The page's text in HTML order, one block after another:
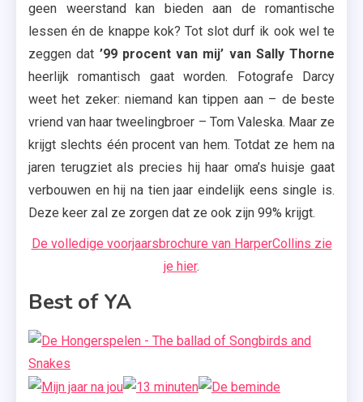
geen weerstand kan bieden aan de romantische
lessen én de knappe kok? Tot slot durf ik ook wel te
zeggen dat ’99 procent van mij’ van Sally Thorne
heerlijk romantisch gaat worden. Fotografe Darcy
weet het zeker: niemand kan tippen aan – de beste
vriend van haar tweelingbroer – Tom Valeska. Maar ze
krijgt slechts één procent van hem. Totdat ze hem na
jaren terugziet als precies hij haar oma’s huisje gaat
verbouwen en hij na tien jaar eindelijk eens single is.
Deze keer zal ze zorgen dat ze ook zijn 99% krijgt.
De volledige voorjaarsbrochure van HarperCollins zie
je hier.
Best of YA